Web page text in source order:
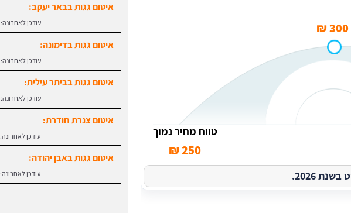
300 ₪
טווח מחיר נמוך
250 ₪
2026.
איטום גגות בבאר יעקב:
עודכן לאחרונה:
איטום גגות בדימונה:
עודכן לאחרונה:
איטום גגות בביתר עילית:
עודכן לאחרונה:
איטום צנרת חודרת:
עודכן לאחרונה:
איטום גגות באבן יהודה:
עודכן לאחרונה: